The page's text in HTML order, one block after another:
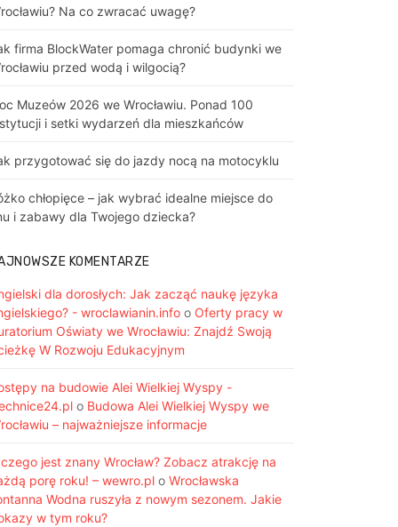
Na co zwracać uwagę?
firma BlockWater pomaga chronić budynki we
przed wodą i wilgocią?
Muzeów 2026 we Wrocławiu. Ponad 100
i setki wydarzeń dla mieszkańców
przygotować się do jazdy nocą na motocyklu
chłopięce – jak wybrać idealne miejsce do
i zabawy dla Twojego dziecka?
KOMENTARZE
dla dorosłych: Jak zacząć naukę języka
- wroclawianin.infoo Oferty pracy w
Oświaty we Wrocławiu: Znajdź Swoją
W Rozwoju Edukacyjnym
na budowie Alei Wielkiej Wyspy -
o Budowa Alei Wielkiej Wyspy we
– najważniejsze informacje
jest znany Wrocław? Zobacz atrakcję na
porę roku! – wewro.plo Wrocławska
Wodna ruszyła z nowym sezonem. Jakie
w tym roku?